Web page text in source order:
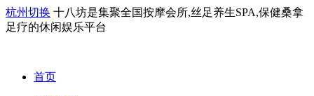
杭州切换 十八坊是集聚全国按摩会所,丝足养生SPA,保健桑拿
足疗的休闲娱乐平台
首页